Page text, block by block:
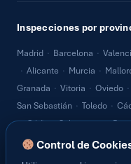
Inspecciones por
Madrid · Barcelona ·
· Alicante · Murcia ·
Granada · Vitoria · Oviedo ·
San Sebastián · Toledo ·
· Cádiz · Salamanca ·
· Ávila · Soria ·
Control de